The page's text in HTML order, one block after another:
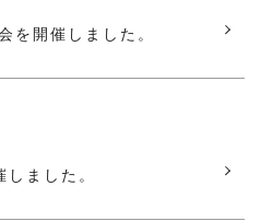
開催しました。
ました。